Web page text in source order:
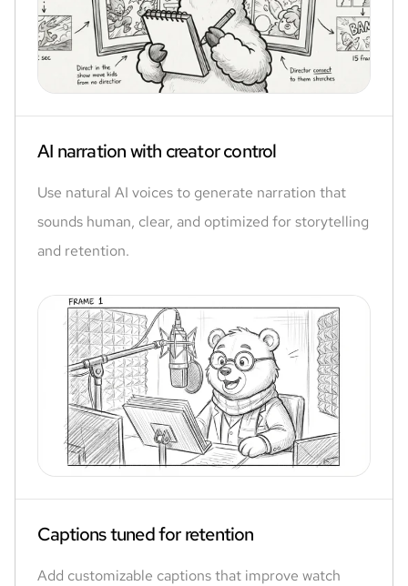
AI narration with creator control
Use natural AI voices to generate narration that
sounds human, clear, and optimized for storytelling
and retention.
Captions tuned for retention
Add customizable captions that improve watch